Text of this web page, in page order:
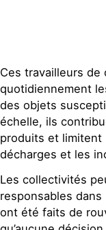
Ces travailleurs
quotidiennement
des objets
échelle, ils
produits et limitent
décharges et les
Les collectivités
responsables
ont été faits de